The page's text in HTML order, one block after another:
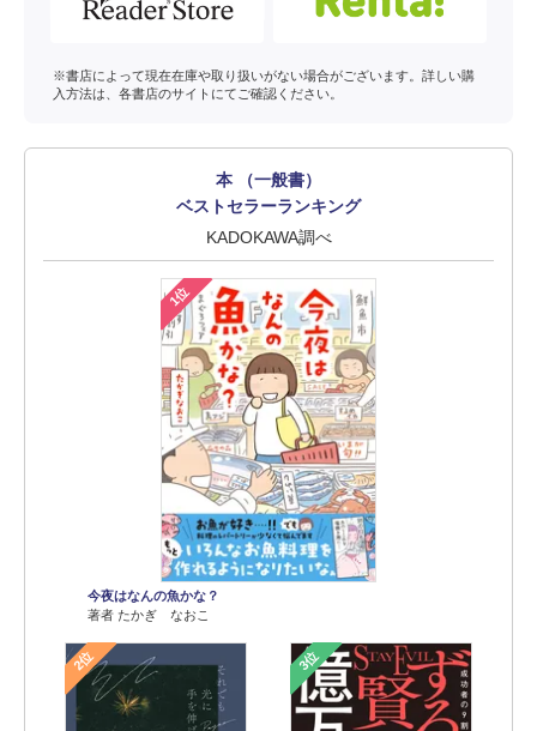
※書店によって現在在庫や取り扱いがない場合がございます。詳しい購
入方法は、各書店のサイトにてご確認ください。
本 （一般書）
ベストセラーランキング
KADOKAWA調べ
1位
今夜はなんの魚かな？
著者 たかぎ なおこ
2位 3位